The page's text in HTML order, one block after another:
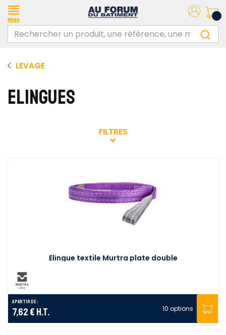
Menu
LEVAGE
ELINGUES
FILTRES
Elingue textile Murtra plate double
A partir de :
7,62 € H.T. 10 options